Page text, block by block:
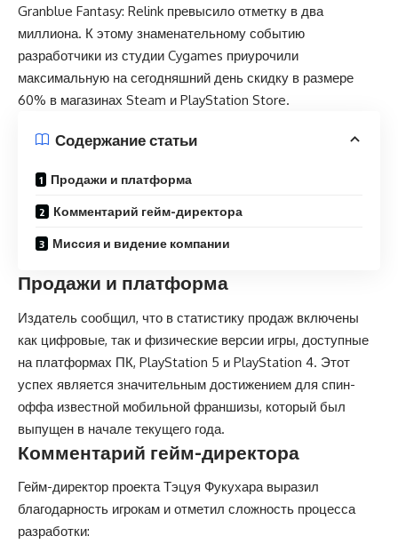
Granblue Fantasy: Relink превысило отметку в два
миллиона. К этому знаменательному событию
разработчики из студии Cygames приурочили
максимальную на сегодняшний день скидку в размере
60% в магазинах Steam и PlayStation Store.
Содержание статьи
Продажи и платформа
Комментарий гейм-директора
Миссия и видение компании
Продажи и платформа
Издатель сообщил, что в статистику продаж включены
как цифровые, так и физические версии игры, доступные
на платформах ПК, PlayStation 5 и PlayStation 4. Этот
успех является значительным достижением для спин-
оффа известной мобильной франшизы, который был
выпущен в начале текущего года.
Комментарий гейм-директора
Гейм-директор проекта Тэцуя Фукухара выразил
благодарность игрокам и отметил сложность процесса
разработки: